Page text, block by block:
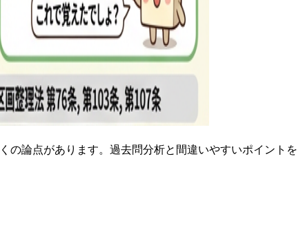
の論点があります。過去問分析と間違いやすいポイントを